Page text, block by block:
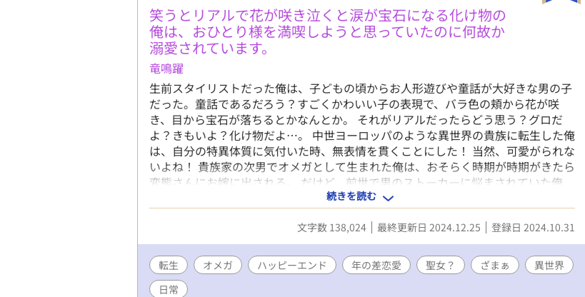
笑うとリアルで花が咲き泣くと涙が宝石になる化け物の
俺は、おひとり様を満喫しようと思っていたのに何故か
溺愛されています。
竜鳴躍
生前スタイリストだった俺は、子どもの頃からお人形遊びや童話が大好きな男の子
だった。童話であるだろう？すごくかわいい子の表現で、バラ色の頬から花が咲
き、目から宝石が落ちるとかなんとか。 それがリアルだったらどう思う？グロだ
よ？きもいよ？化け物だよ…。 中世ヨーロッパのような異世界の貴族に転生した俺
は、自分の特異体質に気付いた時、無表情を貫くことにした！ 当然、可愛がられな
いよね！ 貴族家の次男でオメガとして生まれた俺は、おそらく時期が時期がきたら
変態さんにお嫁に出される。 だけど、前世で男のストーカーに悩まされていた俺
は、それは嫌なんだ。 なので、出入りのドレスショップに弟子入りして、将来はデ
ザイナーとして身を立てようと思う！ おひとり様で好きなこと仕事にして、生きて
いきたい。 なのになんでかな？ どうして侯爵家に養子に行って公爵令息様が俺を
膝に乗せるのかな？？ 子どもだから？！ でもドキドキする！心は大人なんだって
ば！ ※誤字等報告ありがとうございます！助かります！ ※奨励賞ありがとうござ
いました！
続きを読む
文字数 138,024 最終更新日 2024.12.25 登録日 2024.10.31
転生 オメガ ハッピーエンド 年の差恋愛 聖女？ ざまぁ
異世界
日常